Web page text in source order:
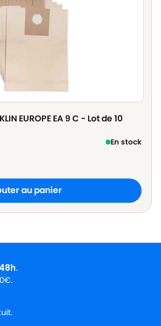
EUROPE EA 9 C - Lot de 10
En stock
au panier